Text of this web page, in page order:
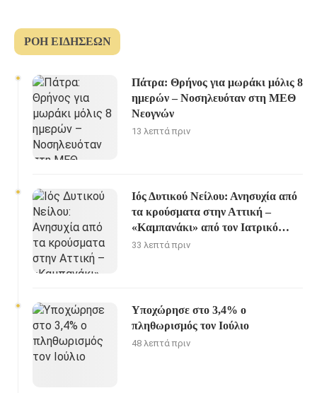
ΡΟΉ ΕΙΔΉΣΕΩΝ
Πάτρα: Θρήνος για μωράκι μόλις 8
ημερών – Νοσηλευόταν στη ΜΕΘ
Νεογνών
13 λεπτά πριν
Ιός Δυτικού Νείλου: Ανησυχία από
τα κρούσματα στην Αττική –
«Καμπανάκι» από τον Ιατρικό
Σύλλογο Αθηνών
33 λεπτά πριν
Υποχώρησε στο 3,4% ο
πληθωρισμός τον Ιούλιο
48 λεπτά πριν